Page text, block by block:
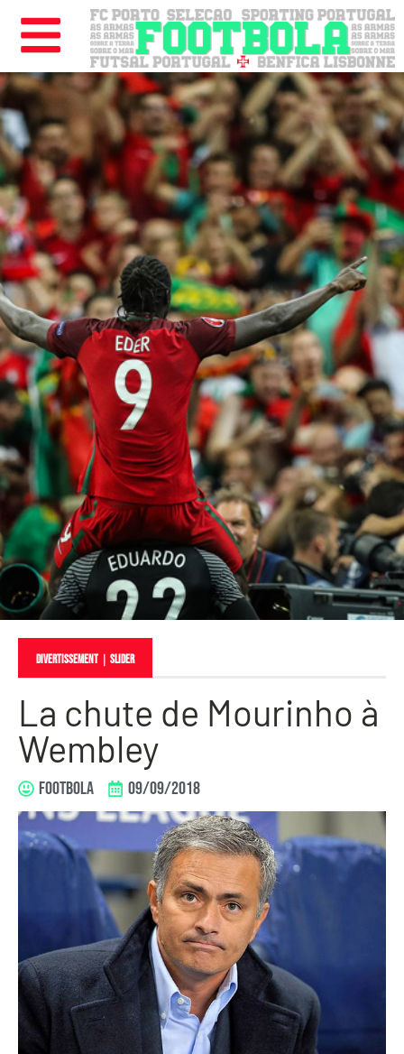
Divertissement｜ slider
La chute de Mourinho à
Wembley
FOOTBOLA 09/09/2018